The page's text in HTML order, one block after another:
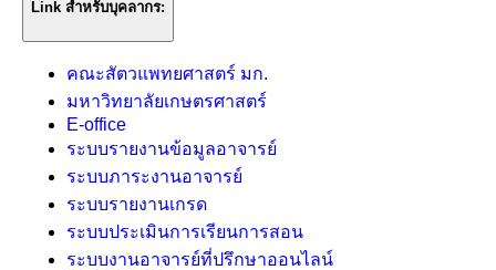
Link สำหรับบุคลากร:
คณะสัตวแพทยศาสตร์ มก.
มหาวิทยาลัยเกษตรศาสตร์
E-office
ระบบรายงานข้อมูลอาจารย์
ระบบภาระงานอาจารย์
ระบบรายงานเกรด
ระบบประเมินการเรียนการสอน
ระบบงานอาจารย์ที่ปรึกษาออนไลน์